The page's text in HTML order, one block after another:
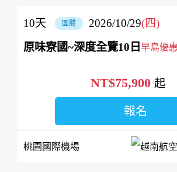
團體 2026/10/29(四)
10天
原味寮國~深度全覽10日 早鳥優
桃園國際機場 越南航空
NT$75,900 起
報名